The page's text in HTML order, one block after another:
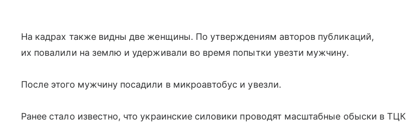
На кадрах также видны две женщины. По утверждениям авторов публикаций,
их повалили на землю и удерживали во время попытки увезти мужчину.
После этого мужчину посадили в микроавтобус и увезли.
Ранее стало известно, что украинские силовики проводят масштабные обыски в ТЦК